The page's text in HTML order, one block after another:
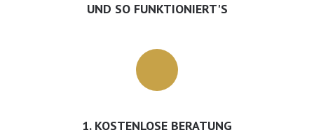
UND SO FUNKTIONIERT'S
1. KOSTENLOSE BERATUNG